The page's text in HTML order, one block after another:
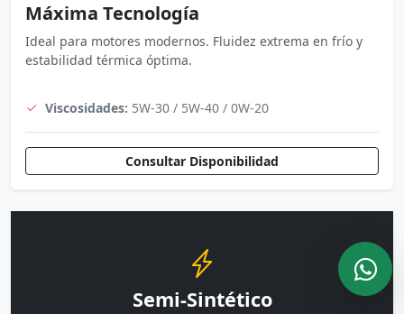
Máxima Tecnología
Ideal para motores modernos. Fluidez extrema en frío y
estabilidad térmica óptima.
Viscosidades: 5W-30 / 5W-40 / 0W-20
Consultar Disponibilidad
Semi-Sintético